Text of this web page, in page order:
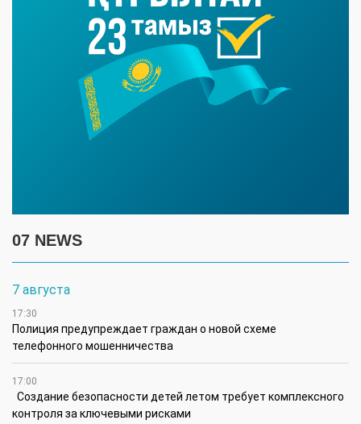
07 NEWS
7 августа
17:30
Полиция предупреждает граждан о новой схеме
телефонного мошенничества
17:00
Создание безопасности детей летом требует комплексного
контроля за ключевыми рисками